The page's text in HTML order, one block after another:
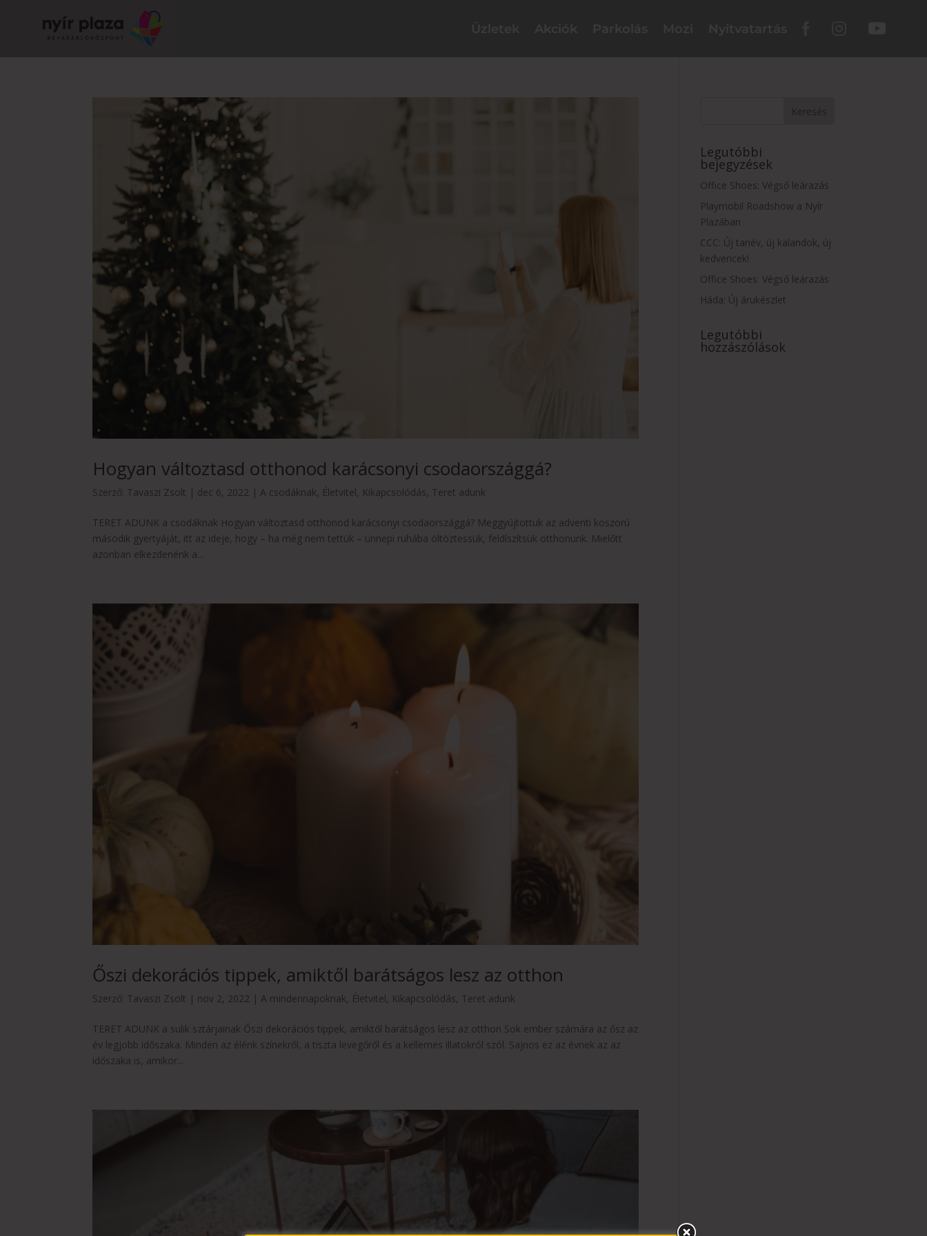
Hogyan változtasd otthonod karácsonyi csodaországgá?
Szerző: Tavaszi Zsolt | dec 6, 2022 | A csodáknak, Életvitel, Kikapcsolódás, Teret adunk
TERET ADUNK a csodáknak Hogyan változtasd otthonod karácsonyi csodaországgá? Meggyújtottuk az adventi koszorú
második gyertyáját, itt az ideje, hogy – ha még nem tettük – ünnepi ruhába öltöztessük, feldíszítsük otthonunk. Mielőtt
azonban elkezdenénk a...
Őszi dekorációs tippek, amiktől barátságos lesz az otthon
Szerző: Tavaszi Zsolt | nov 2, 2022 | A mindennapoknak, Életvitel, Kikapcsolódás, Teret adunk
TERET ADUNK a sulik sztárjainak Őszi dekorációs tippek, amiktől barátságos lesz az otthon Sok ember számára az ősz az
év legjobb időszaka. Minden az élénk színekről, a tiszta levegőről és a kellemes illatokról szól. Sajnos ez az évnek az az
időszaka is, amikor...
Legutóbbi
bejegyzések
Office Shoes: Végső leárazás
Playmobil Roadshow a Nyír
Plazában
CCC: Új tanév, új kalandok, új
kedvencek!
Office Shoes: Végső leárazás
Háda: Új árukészlet
Legutóbbi
hozzászólások